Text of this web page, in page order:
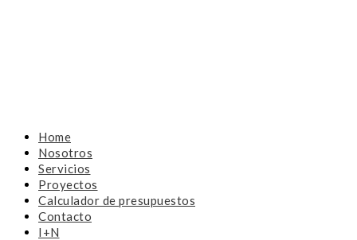
Home
Nosotros
Servicios
Proyectos
Calculador de presupuestos
Contacto
I+N